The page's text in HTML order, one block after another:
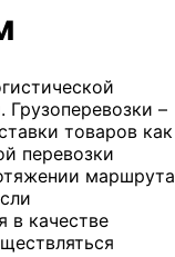
–
товаров как
перевозки
маршрута
в качестве